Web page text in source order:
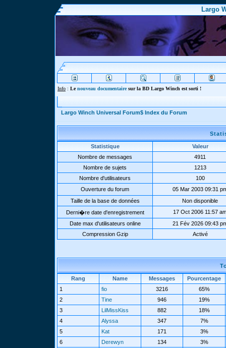
Largo
Info : Lenouveau documentairesur la BD Largo Winch est sorti !
Largo Winch Universal Forum$ Index du Forum
Statistique
Valeur
Nombre de messages
4911
Nombre de sujets
1213
Nombre d'utilisateurs
100
Ouverture du forum
05 Mar 2003 09:31
Taille de la base de données
Non disponible
Derni�re date d'enregistrement
17 Oct 2006 11:57
Date max d'utilisateurs online
21 Fév 2026 09:43
Compression Gzip
Activé
Rang Name Messages
Pourcentage
1
fio 3216
65%
2
Tine 946
19%
3
LilMissKiss 882
18%
4
Alyssa 347
7%
5
Kat 171
3%
6
Derewyn 134
3%